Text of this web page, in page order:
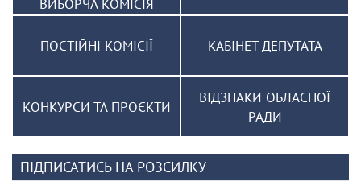
ВИБОРЧА КОМІСІЯ
ПОСТІЙНІ КОМІСІЇ КАБІНЕТ ДЕПУТАТА
КОНКУРСИ ТА ПРОЄКТИ
ВІДЗНАКИ ОБЛАСНОЇ
РАДИ
ПІДПИСАТИСЬ НА РОЗСИЛКУ